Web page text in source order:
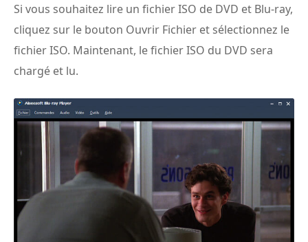
Si vous souhaitez lire un fichier ISO de DVD et Blu-ray,
cliquez sur le bouton Ouvrir Fichier et sélectionnez le
fichier ISO. Maintenant, le fichier ISO du DVD sera
chargé et lu.